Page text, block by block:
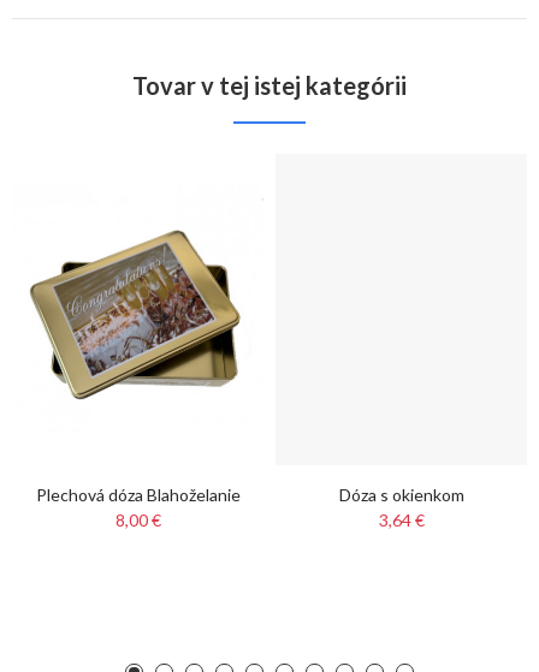
Tovar v tej istej kategórii
Plechová dóza Blahoželanie
8,00 €
Dóza s okienkom
3,64 €